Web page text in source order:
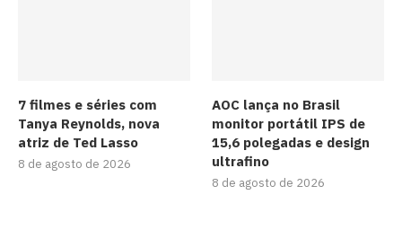
7 filmes e séries com
Tanya Reynolds, nova
atriz de Ted Lasso
8 de agosto de 2026
AOC lança no Brasil
monitor portátil IPS de
15,6 polegadas e design
ultrafino
8 de agosto de 2026